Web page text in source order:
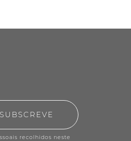
SUBSCREVE
recolhidos neste